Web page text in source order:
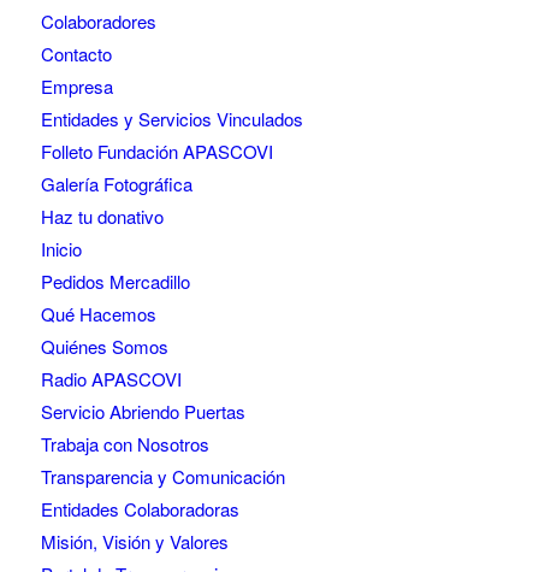
Colaboradores
Contacto
Empresa
Entidades y Servicios Vinculados
Folleto Fundación APASCOVI
Galería Fotográfica
Haz tu donativo
Inicio
Pedidos Mercadillo
Qué Hacemos
Quiénes Somos
Radio APASCOVI
Servicio Abriendo Puertas
Trabaja con Nosotros
Transparencia y Comunicación
Entidades Colaboradoras
Misión, Visión y Valores